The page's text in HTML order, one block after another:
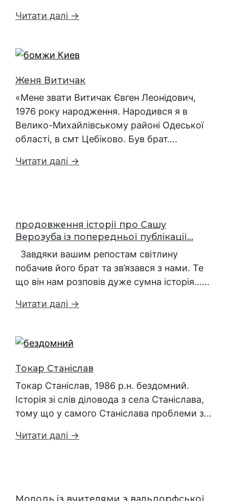
Читати далі →
Женя Витичак
«Мене звати Витичак Євген Леонідович,
1976 року народження. Народився я в
Велико-Михайлівському районі Одеської
області, в смт Цебіково. Був брат….
Читати далі →
продовження історії про Сашу
Верозуба із попередньої публікації...
Завдяки вашим репостам світлину
побачив його брат та зв’язався з нами. Те
що він нам розповів дуже сумна історія……
Читати далі →
Токар Станіслав
Токар Станіслав, 1986 р.н. бездомний.
Історія зі слів діловода з села Станіслава,
тому що у самого Станіслава проблеми з…
Читати далі →
Молодь із вчителями з вальдорфської